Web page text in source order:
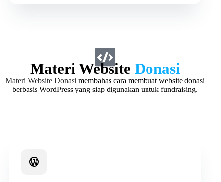
Materi Website Donasi
Materi Website Donasimembahas cara membuat website donasi
berbasis WordPress yang siap digunakan untuk fundraising.